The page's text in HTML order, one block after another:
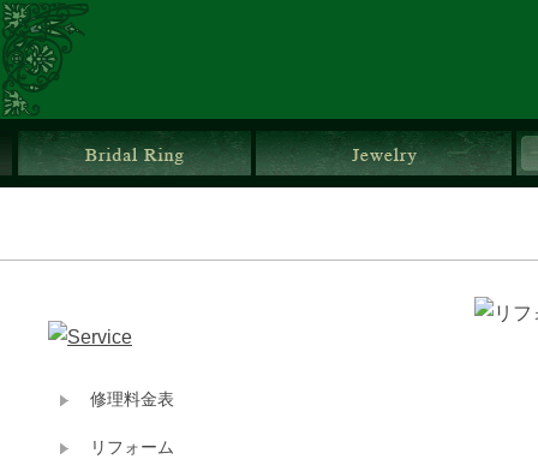
ブライダルリング
修理料金表
リフォーム